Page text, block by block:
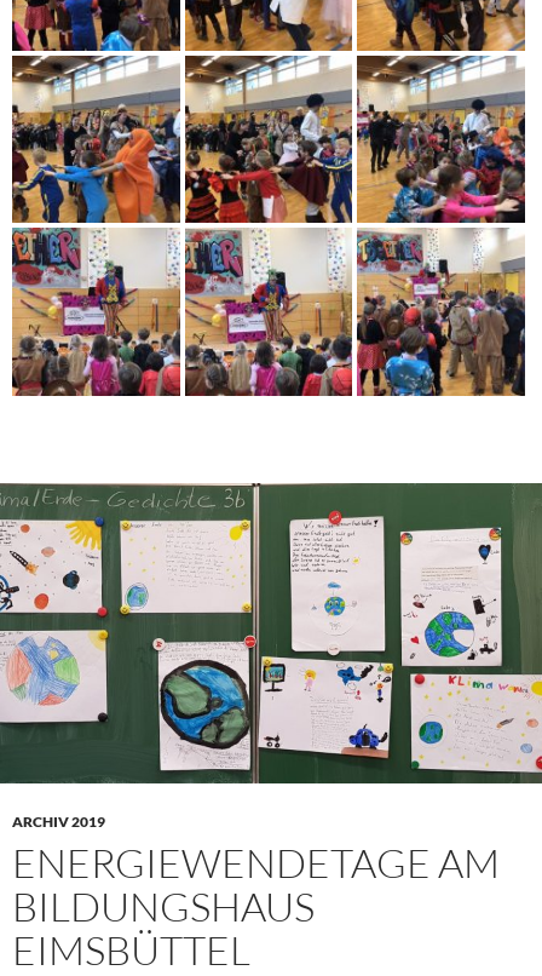
ARCHIV 2019
ENERGIEWENDETAGE AM
BILDUNGSHAUS
EIMSBÜTTEL